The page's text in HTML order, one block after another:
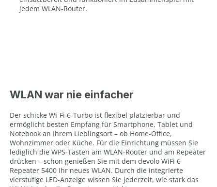
jedem WLAN-Router.
WLAN war nie einfacher
Der schicke Wi-Fi 6-Turbo ist flexibel platzierbar und
ermöglicht besten Empfang für Smartphone, Tablet und
Notebook an Ihrem Lieblingsort – ob Home-Office,
Wohnzimmer oder Küche. Für die Einrichtung müssen Sie
lediglich die WPS-Tasten am WLAN-Router und am Repeater
drücken – schon genießen Sie mit dem devolo WiFi 6
Repeater 5400 Ihr neues WLAN. Durch die integrierte
vierstufige LED-Anzeige wissen Sie jederzeit, wie stark das